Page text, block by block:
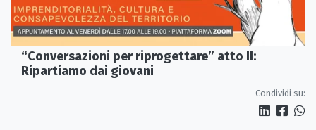
“Conversazioni per riprogettare” atto II:
Ripartiamo dai giovani
Condividi su: